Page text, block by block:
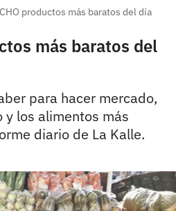
productos más baratos del día
más baratos del
para hacer mercado,
y los alimentos más
diario de La Kalle.